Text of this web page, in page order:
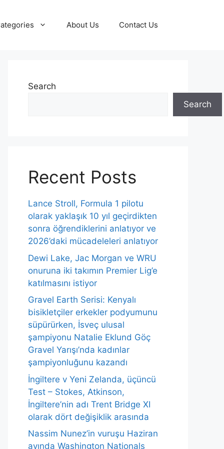
About Us Contact Us
Search
Search
Recent Posts
Lance Stroll, Formula 1 pilotu
olarak yaklaşık 10 yıl geçirdikten
sonra öğrendiklerini anlatıyor ve
2026’daki mücadeleleri anlatıyor
Dewi Lake, Jac Morgan ve WRU
onuruna iki takımın Premier Lig’e
katılmasını istiyor
Gravel Earth Serisi: Kenyalı
bisikletçiler erkekler podyumunu
süpürürken, İsveç ulusal
şampiyonu Natalie Eklund Göç
Gravel Yarışı’nda kadınlar
şampiyonluğunu kazandı
İngiltere v Yeni Zelanda, üçüncü
Test – Stokes, Atkinson,
İngiltere’nin adı Trent Bridge XI
olarak dört değişiklik arasında
Nassim Nunez’in vuruşu Haziran
ayında Washington Nationals